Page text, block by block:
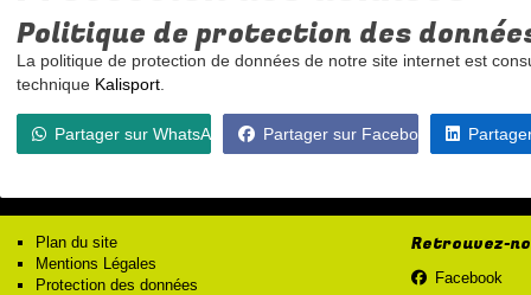
Politique de protection des
La politique de protection de données de notre site internet est
technique Kalisport
Partager sur WhatsApp Partager sur Facebook
Plan du site
Mentions Légales
Protection des données
Retrouvez-
Facebook